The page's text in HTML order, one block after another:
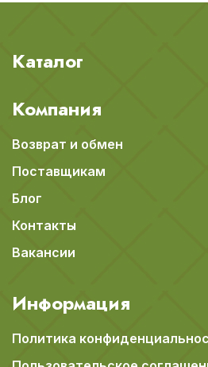
Каталог
Компания
Возврат и обмен
Поставщикам
Блог
Контакты
Вакансии
Информация
Политика